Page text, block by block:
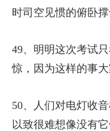
时司空见惯的俯卧撑
49、明明这次考试
惊，因为这样的事大
50、人们对电灯收
以致很难想像没有